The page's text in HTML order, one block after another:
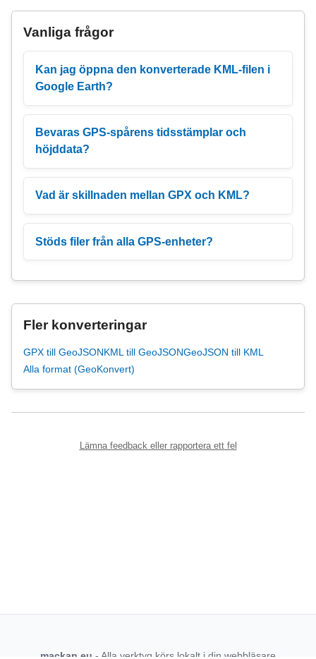
Vanliga frågor
Kan jag öppna den konverterade KML-filen i
Google Earth?
Bevaras GPS-spårens tidsstämplar och
höjddata?
Vad är skillnaden mellan GPX och KML?
Stöds filer från alla GPS-enheter?
Fler konverteringar
GPX till GeoJSONKML till GeoJSONGeoJSON till KML
Alla format (GeoKonvert)
Lämna feedback eller rapportera ett fel
mackan.eu - Alla verktyg körs lokalt i din webbläsare